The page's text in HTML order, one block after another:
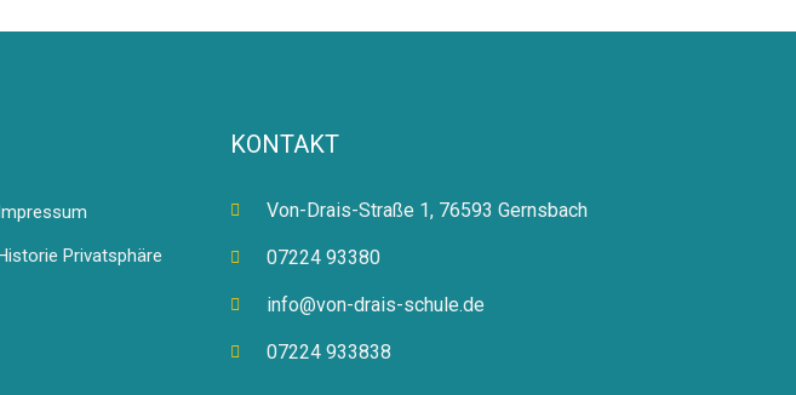
Privatsphäre
KONTAKT
Von-Drais-Straße 1, 76593 Gernsbach
07224 93380
info@von-drais-schule.de
07224 933838